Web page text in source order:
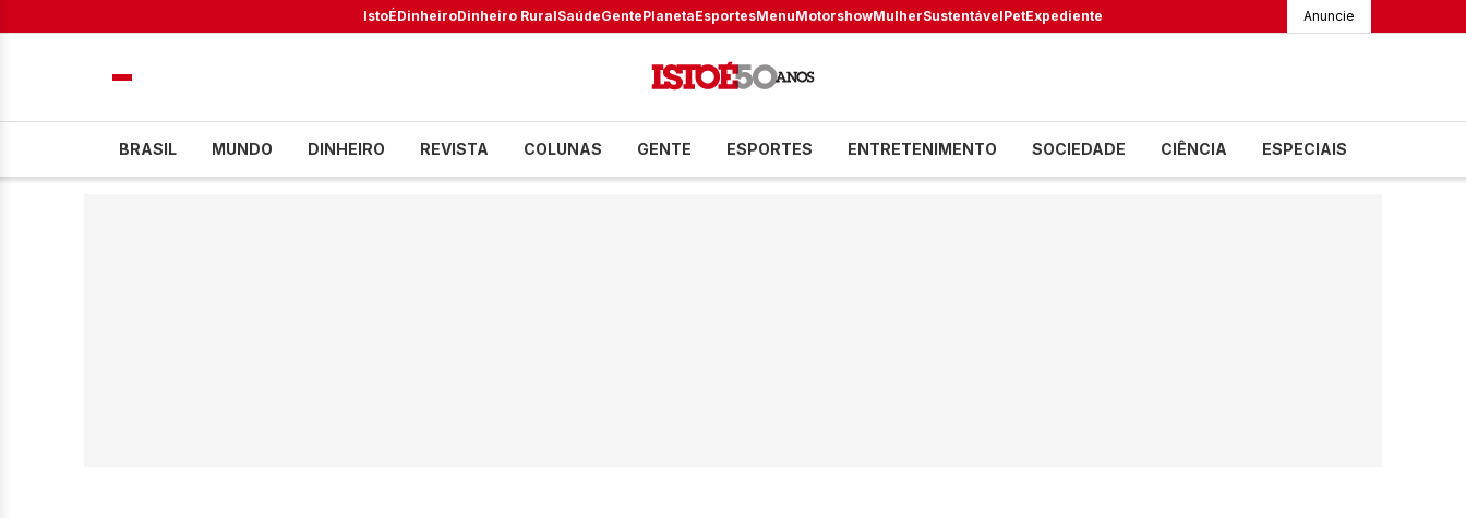
IstoÉDinheiroDinheiro RuralSaúdeGentePlanetaEsportesMenuMotorshowMulherSustentávelPetExpediente Anuncie
BRASIL MUNDO DINHEIRO REVISTA COLUNAS GENTE ESPORTES ENTRETENIMENTO SOCIEDADE CIÊNCIA ESPECIAIS